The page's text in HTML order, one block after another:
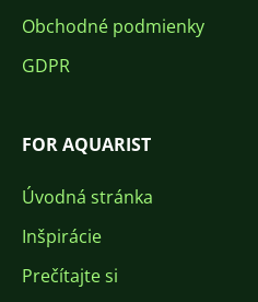
Obchodné podmienky
GDPR
FOR AQUARIST
Úvodná stránka
Inšpirácie
Prečítajte si